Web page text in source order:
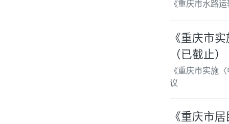
《重庆市水路
《重庆市
（已截止）
《重庆市实施
议
《重庆市